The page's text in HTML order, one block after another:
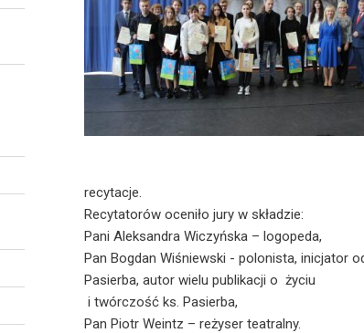
recytacje.
Recytatorów oceniło jury w składzie:
Pani Aleksandra Wiczyńska – logopeda,
Pan Bogdan Wiśniewski - polonista, inicjator
Pasierba, autor wielu publikacji o życiu
i twórczość ks. Pasierba,
Pan Piotr Weintz – reżyser teatralny.